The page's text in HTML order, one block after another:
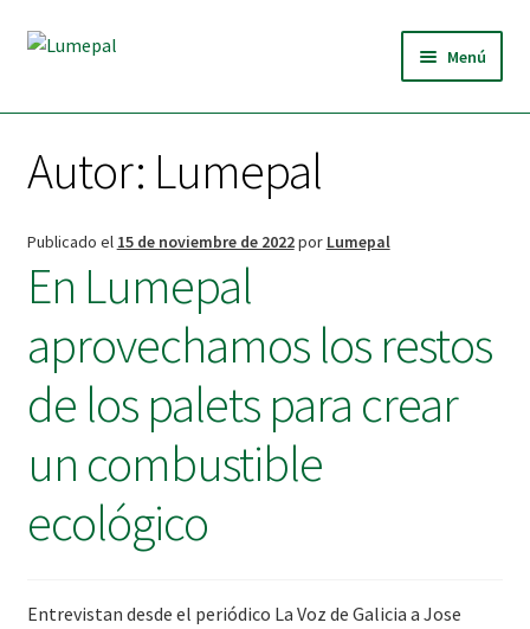
Ir
Ir
Menú
INICIO
QUIÉNES SOMOS
BRIQUETAS
TIENDA
NOTICIAS
CONTACTO
Autor: Lumepal
Publicado el 15 de noviembre de 2022por Lumepal
En Lumepal
aprovechamos los restos
de los palets para crear
un combustible
ecológico
Entrevistan desde el periódico La Voz de Galicia a Jose